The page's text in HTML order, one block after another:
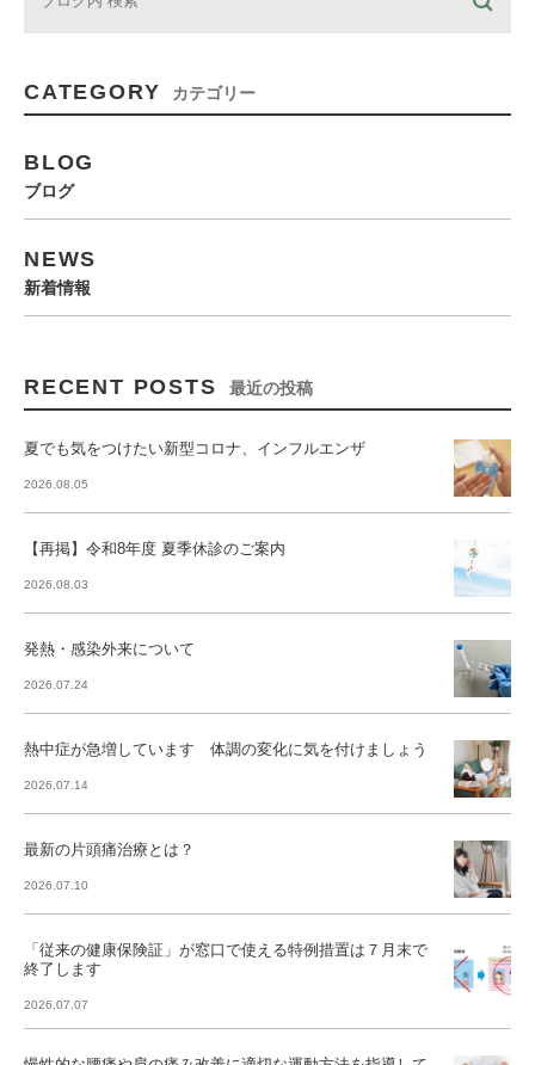
CATEGORY カテゴリー
BLOG
ブログ
NEWS
新着情報
RECENT POSTS 最近の投稿
夏でも気をつけたい新型コロナ、インフルエンザ
2026.08.05
【再掲】令和8年度 夏季休診のご案内
2026.08.03
発熱・感染外来について
2026.07.24
熱中症が急増しています 体調の変化に気を付けましょう
2026.07.14
最新の片頭痛治療とは？
2026.07.10
「従来の健康保険証」が窓口で使える特例措置は７月末で
終了します
2026.07.07